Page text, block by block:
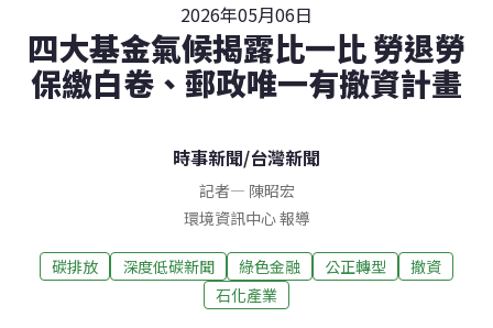
2026年05月06日
四大基金氣候揭露比一比 勞退勞
保繳白卷、郵政唯一有撤資計畫
時事新聞/台灣新聞
記者— 陳昭宏
環境資訊中心 報導
碳排放 深度低碳新聞 綠色金融 公正轉型
撤資
石化產業